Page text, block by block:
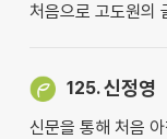
처음으로 고도원의
125.신정영
신문을 통해 처음